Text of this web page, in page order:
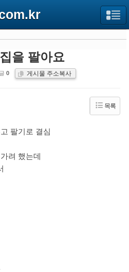
을 팔아요
0 게시물 주소복사
목록
팔기로 결심
려 했는데